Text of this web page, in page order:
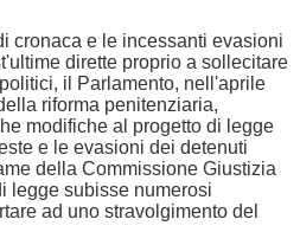
cronaca e le incessanti evasioni
dirette proprio a sollecitare
il Parlamento, nell'aprile
riforma penitenziaria,
modifiche al progetto di legge
e le evasioni dei detenuti
della Commissione Giustizia
legge subisse numerosi
ad uno stravolgimento del